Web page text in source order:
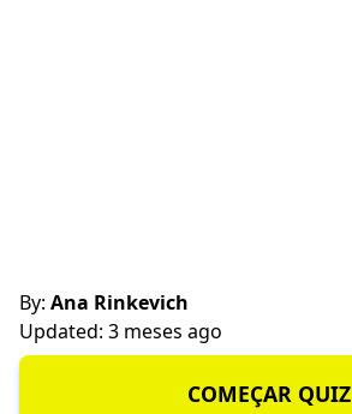
By: Ana Rinkevich
Updated: 3 meses ago
COMEÇAR QUIZ